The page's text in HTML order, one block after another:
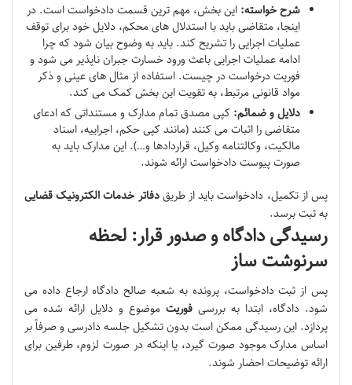
شرح خواسته: این بخش، مهم ترین قسمت دادخواست است. در
اینجا، متقاضی باید با استدلال های محکم، دلایل خود برای توقف
عملیات اجرایی را تشریح کند. باید به وضوح بیان شود که چرا
ادامه عملیات اجرایی باعث ورود خسارت جبران ناپذیر می شود و
فوریت درخواست در چیست. استفاده از مثال های عینی و ذکر
مواد قانونی مرتبط، به تقویت این بخش کمک می کند.
دلایل و ضمائم: کپی مصدق تمام مدارک و مستنداتی که ادعای
متقاضی را اثبات می کنند (مانند کپی حکم، اجراییه، اسناد
مالکیت، وکالتنامه وکیل، قراردادها و…). این مدارک باید به
صورت پیوست دادخواست ارائه شوند.
پس از تکمیل، دادخواست باید از طریقدفاتر خدمات الکترونیک قضایی
به ثبت برسد.
رسیدگی دادگاه و صدور قرار: لحظه
سرنوشت ساز
پس از ثبت دادخواست، پرونده به شعبه صالح دادگاه ارجاع داده می
شود. دادگاه، ابتدا به بررسی فوریت موضوع و دلایل ارائه شده می
پردازد. این رسیدگی ممکن است بدون تشکیل جلسه دادرسی و صرفاً بر
اساس مدارک موجود صورت گیرد، یا اینکه در صورت لزوم، طرفین برای
ارائه توضیحات احضار شوند.